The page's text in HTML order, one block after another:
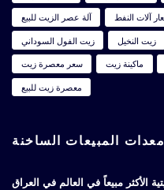
آلة عصر الزيت للبيع
آلات النفط
زيت الفول السوداني
زيت النخيل
سعر معصرة زيت
ماكينة زيت
معصرة زيت للبيع
معدات المبيعات الساخنة
الأكثر مبيعاً في العالم في العراق